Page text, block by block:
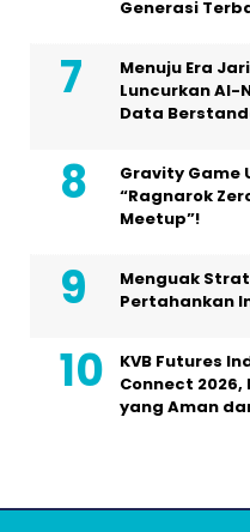
Generasi
Menuju Era
Luncurkan AI-
Data
Gravity Game
“Ragnarok
Meetup”!
Menguak
Pertahankan
KVB Futures
Connect
yang Aman